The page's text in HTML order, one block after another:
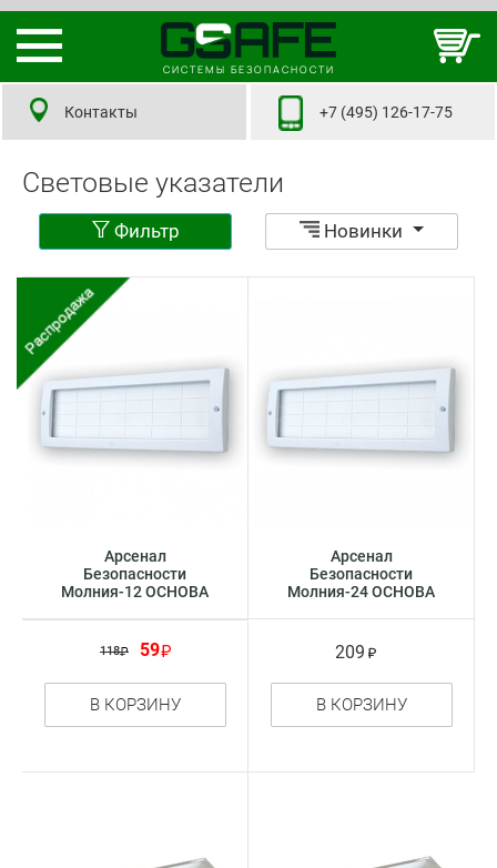
СИСТЕМЫ БЕЗОПАСНОСТИ
Контакты +7 (495) 126-17-75
Световые указатели
Фильтр Новинки
Арсенал
Безопасности
Молния-12 ОСНОВА
световое табло -
указатель
118 59
В КОРЗИНУ
Арсенал
Безопасности
Молния-24 ОСНОВА
указатель
209
В КОРЗИНУ